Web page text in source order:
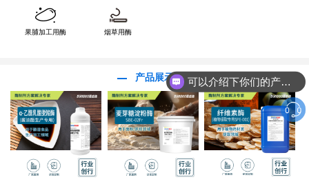
果脯加工用酶 烟草用酶
产品展示 可以介绍下你们的产品么？